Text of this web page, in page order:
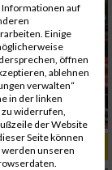
auf
Einige
öffnen
ablehnen
verwalten“
in der linken
widerrufen,
der Website
Seite können
werden unseren